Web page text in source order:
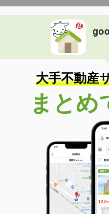
群馬県前橋市元総社町
価 格
1,400
住 所
土地面積
群馬県伊勢崎市三光町
880万
群馬
用途地域 近隣
土地面積
大手不動産
まとめ